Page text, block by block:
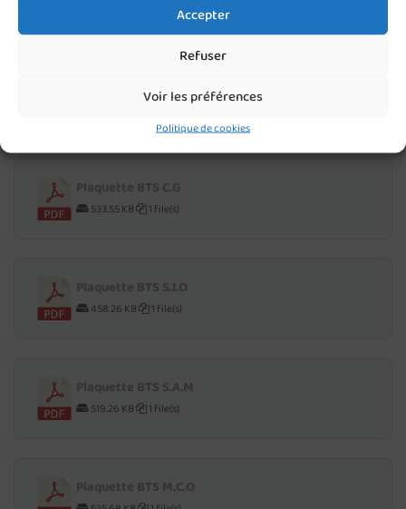
Accepter
Refuser
Voir les préférences
Politique de cookies
1 file(s)
Plaquette BTS gestion P.M.E
533.55 KB 1 file(s)
458.26 KB 1 file(s)
519.26 KB 1 file(s)